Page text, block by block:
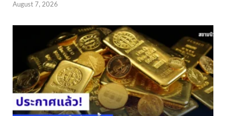
August 7, 2026